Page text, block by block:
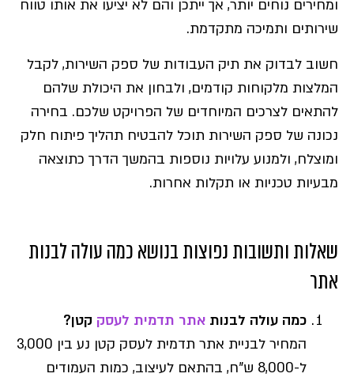
ומחירים נוחים יותר, אך ייתכן והם לא יציעו את אותו טווח
שירותים ותמיכה מתקדמת.
חשוב לבדוק את תיק העבודות של ספק השירות, לקבל
המלצות מלקוחות קודמים, ולבחון את היכולת שלהם
להתאים לצרכים המיוחדים של הפרויקט שלכם. בחירה
נכונה של ספק השירות תוכל להבטיח תהליך פיתוח חלק
ומוצלח, ולמנוע עלויות נוספות בהמשך הדרך כתוצאה
מבעיות טכניות או תקלות אחרות.
שאלות ותשובות נפוצות בנושא כמה עולה לבנות
אתר
כמה עולה לבנות אתר תדמית לעסק קטן?
המחיר לבניית אתר תדמית לעסק קטן נע בין 3,000
ל-8,000 ש"ח, בהתאם לעיצוב, כמות העמודים